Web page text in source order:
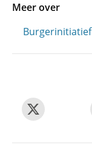
Meer over
Burgerinitiatief